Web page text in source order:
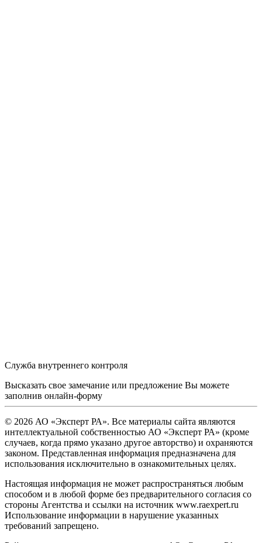
Служба внутреннего контроля
Высказать свое замечание или предложение Вы можете
заполнив онлайн-форму
© 2026 АО «Эксперт РА». Все материалы сайта являются
интеллектуальной собственностью АО «Эксперт РА» (кроме
случаев, когда прямо указано другое авторство) и охраняются
законом. Представленная информация предназначена для
использования исключительно в ознакомительных целях.
Настоящая информация не может распространяться любым
способом и в любой форме без предварительного согласия со
стороны Агентства и ссылки на источник www.raexpert.ru
Использование информации в нарушение указанных
требований запрещено.